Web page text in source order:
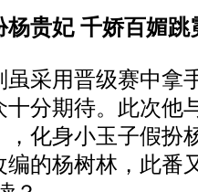
杨贵妃 千娇百媚跳
采用晋级赛中拿
分期待。此次他
化身小玉子假扮
的杨树林，此番